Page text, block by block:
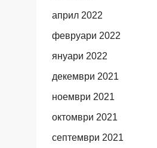
април 2022
февруари 2022
януари 2022
декември 2021
ноември 2021
октомври 2021
септември 2021